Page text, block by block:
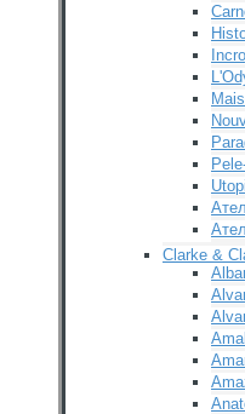
Clarke &